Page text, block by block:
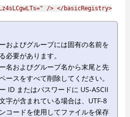
/> </basicRegistry>
およびグループには固有の名前を
必要があります。
名およびグループ名から末尾と先
ースをすべて削除してください。
ID またはパスワードに US-ASCII
字が含まれている場合は、UTF-8
コードを使用してファイルを保存